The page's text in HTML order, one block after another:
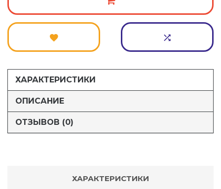
ХАРАКТЕРИСТИКИ
ОПИСАНИЕ
ОТЗЫВОВ (0)
ХАРАКТЕРИСТИКИ